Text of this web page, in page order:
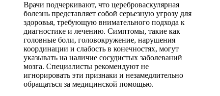
Врачи подчеркивают, что цереброваскулярная
болезнь представляет собой серьезную угрозу для
здоровья, требующую внимательного подхода к
диагностике и лечению. Симптомы, такие как
головные боли, головокружение, нарушения
координации и слабость в конечностях, могут
указывать на наличие сосудистых заболеваний
мозга. Специалисты рекомендуют не
игнорировать эти признаки и незамедлительно
обращаться за медицинской помощью.